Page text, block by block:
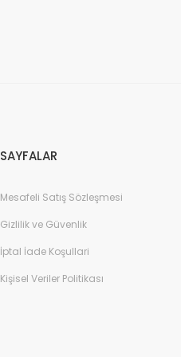
SAYFALAR
Mesafeli Satış Sözleşmesi
Gizlilik ve Güvenlik
İptal İade Koşullari
Kişisel Veriler Politikası